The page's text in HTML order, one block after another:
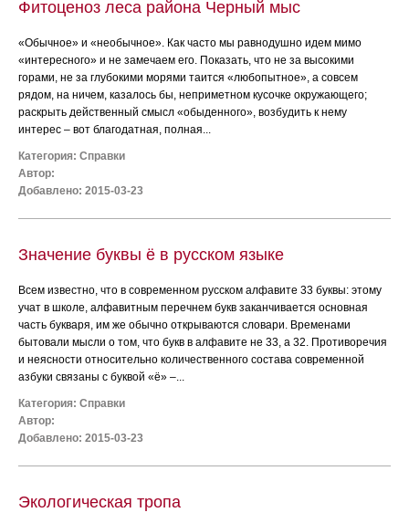
Фитоценоз леса района Черный мыс
«Обычное» и «необычное». Как часто мы равнодушно идем мимо
«интересного» и не замечаем его. Показать, что не за высокими
горами, не за глубокими морями таится «любопытное», а совсем
рядом, на ничем, казалось бы, неприметном кусочке окружающего;
раскрыть действенный смысл «обыденного», возбудить к нему
интерес – вот благодатная, полная...
Категория: Справки
Автор:
Добавлено: 2015-03-23
Значение буквы ё в русском языке
Всем известно, что в современном русском алфавите 33 буквы: этому
учат в школе, алфавитным перечнем букв заканчивается основная
часть букваря, им же обычно открываются словари. Временами
бытовали мысли о том, что букв в алфавите не 33, а 32. Противоречия
и неясности относительно количественного состава современной
азбуки связаны с буквой «ё» –...
Категория: Справки
Автор:
Добавлено: 2015-03-23
Экологическая тропа